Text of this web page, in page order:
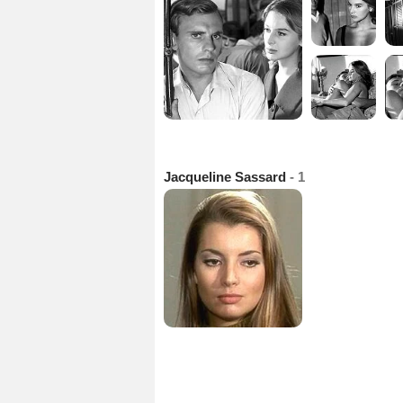
Jacqueline Sassard - 1